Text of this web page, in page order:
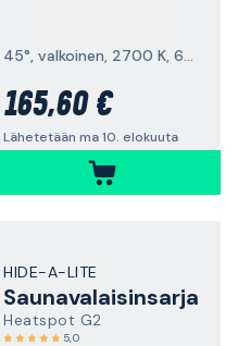
45°, valkoinen, 2700 K, 60 lm, 10 kpl
165,60 €
Lähetetään ma 10. elokuuta
HIDE-A-LITE
Saunavalaisinsarja
Heatspot G2
5,0